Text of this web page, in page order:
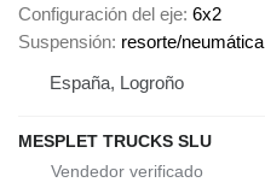
Configuración del eje 6x2
Suspensión resorte/neumática
España, Logroño
MESPLET TRUCKS SLU